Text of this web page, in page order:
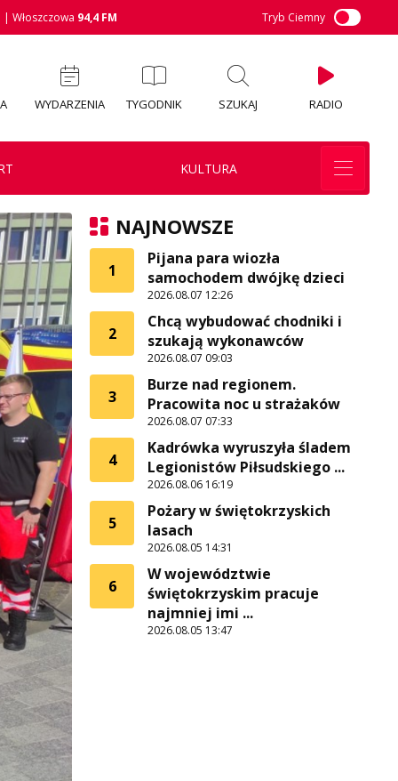
| Włoszczowa 94,4 FM Tryb Ciemny
WYDARZENIA TYGODNIK SZUKAJ RADIO
KULTURA
NAJNOWSZE
1
Pijana para wiozła
samochodem dwójkę dzieci
2026.08.07 12:26
2
Chcą wybudować chodniki i
szukają wykonawców
2026.08.07 09:03
3
Burze nad regionem.
Pracowita noc u strażaków
2026.08.07 07:33
4
Kadrówka wyruszyła śladem
Legionistów Piłsudskiego ...
2026.08.06 16:19
5
Pożary w świętokrzyskich
lasach
2026.08.05 14:31
6
W województwie
świętokrzyskim pracuje
najmniej imi ...
2026.08.05 13:47